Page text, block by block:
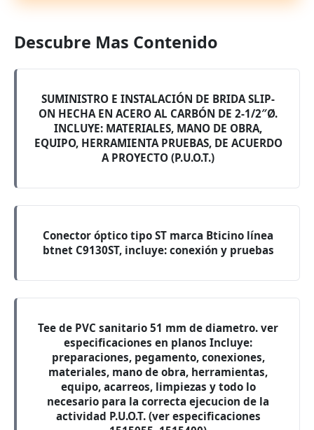
Descubre Mas Contenido
SUMINISTRO E INSTALACIÓN DE BRIDA SLIP-
ON HECHA EN ACERO AL CARBÓN DE 2-1/2″Ø.
INCLUYE: MATERIALES, MANO DE OBRA,
EQUIPO, HERRAMIENTA PRUEBAS, DE ACUERDO
A PROYECTO (P.U.O.T.)
Conector óptico tipo ST marca Bticino línea
btnet C9130ST, incluye: conexión y pruebas
Tee de PVC sanitario 51 mm de diametro. ver
especificaciones en planos Incluye:
preparaciones, pegamento, conexiones,
materiales, mano de obra, herramientas,
equipo, acarreos, limpiezas y todo lo
necesario para la correcta ejecucion de la
actividad P.U.O.T. (ver especificaciones